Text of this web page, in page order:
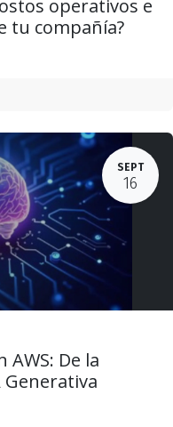
operativos e
tu compañía?
SEPT
16
AWS: De la
Generativa